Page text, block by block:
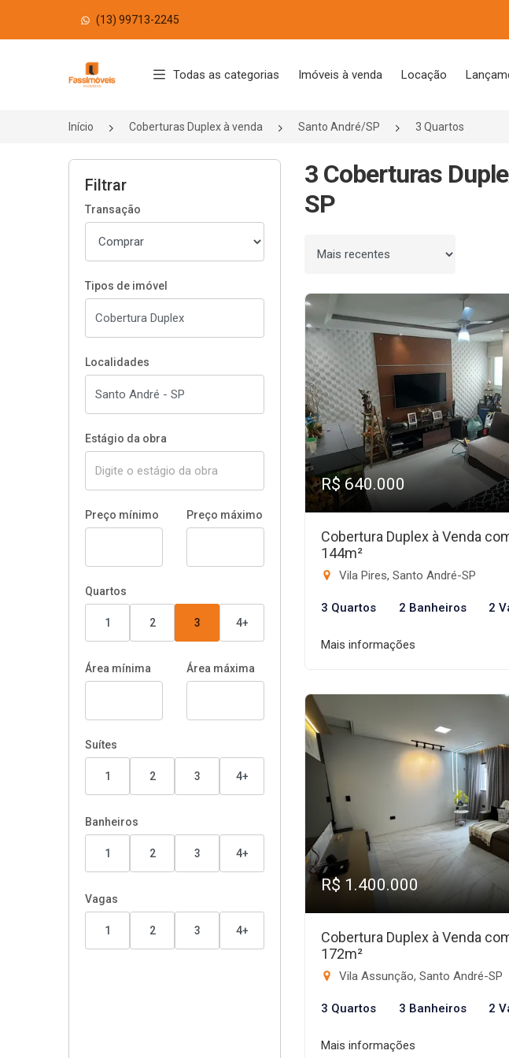
(13) 99713-2245
Página inicial
Todas as categorias Imóveis à venda Locação
Início Coberturas Duplex à venda Santo André/SP 3 Quartos
Filtrar
Transação
Tipos de imóvel
Localidades
Estágio da obra
Preço mínimo Preço máximo
Quartos
1 2 3 4+
Área mínima Área máxima
Suítes
1 2 3 4+
Banheiros
1 2 3 4+
Vagas
1 2 3 4+
3 Coberturas
SP
Ordenar por
R$ 640.000
Cobertura Duplex à Venda
144m²
Vila Pires, Santo André-SP
3 Quartos 2 Banheiros 2
Mais informações
R$ 1.400.000
Cobertura Duplex à Venda
172m²
Vila Assunção, Santo André-SP
3 Quartos 3 Banheiros 2
Mais informações